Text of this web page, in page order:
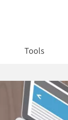
Tools